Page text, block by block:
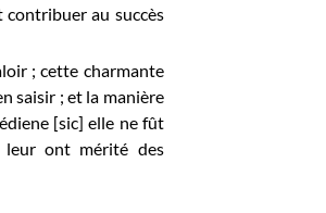
contribuer au succès
; cette charmante
saisir ; et la manière
[sic] elle ne fût
leur ont mérité des